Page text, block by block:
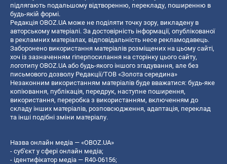
підлягають подальшому відтворенню, перекладу, поширенню в
будь-якій формі.
Редакція OBOZ.UA може не поділяти точку зору, викладену в
авторському матеріалі. За достовірність інформації, опублікованої
в рекламних матеріалах, відповідальність несе рекламодавець.
Заборонено використання матеріалів розміщених на цьому сайті,
хоч із зазначенням гіперпосилання на сторінку цього сайту,
логотипу OBOZ.UA або будь-якого іншого згадування, але без
письмового дозволу Редакції/ТОВ «Золота середина»
Незаконним використанням матеріалів буде вважатися: будь-яке
копiювання, публiкацiя, передрук, наступне поширення,
використання, переробка з використанням, включенням до
складу інших матеріалів, розповсюдження, адаптація, переклад
та інші подібні зміни матеріалу.
Назва онлайн медіа — «OBOZ.UA»
- суб'єкт у сфері онлайн медіа;
- ідентифікатор медіа — R40-06156;